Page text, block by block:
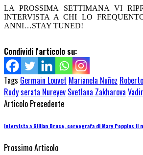
LA PROSSIMA SETTIMANA VI
INTERVISTA A CHI LO
ANNI…STAY TUNED!
Condividi l'articolo su:
Tags Germain Louvet Marianela Nuñez
Rudyserata Nureyev Svetlana Zakharova
Articolo Precedente
Intervista a Gillian Bruce, coreografa di Mary Poppins il
Prossimo Articolo